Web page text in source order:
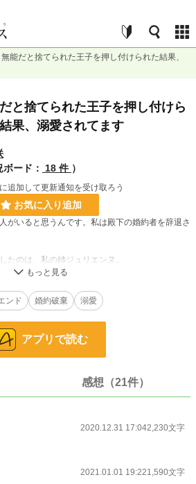
無能だと捨てられた王子を押し付けられた結果、
と捨てられた王子を押し付けら
果、溺愛されてます
ボード：
18 件 ）
追加して更新通知を受け取ろう
お気に入り追加
がいると思うんです。私は殿下の婚約者を辞退さ
たのは、私の姉ジュリエンヌ。
約話が持ち上がったとき、お姉様は王家に嫁ぐの
だりその座を勝ち取ったのに。
承権を争うことを望んでいないと知り、他国の王
、淡々と受け入れてしまう。
に婚約者となった私には、これまでとは打って変
ドレスをプレゼントしてくれる。
し訳ないと思うばかりなのに、何やら殿下は生き
国を立て直す」
465693299/193448482
ンド 婚約破棄 溺愛
アプリで読む
感想（21件）
2020.12.31 17:042,230文字
2021.01.01 19:221,590文字